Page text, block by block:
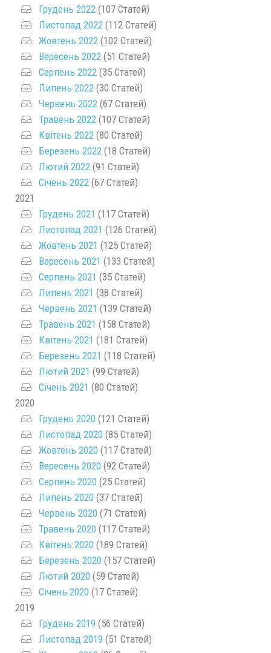
Грудень 2022 (107 Статей)
Листопад 2022 (112 Статей)
Жовтень 2022 (102 Статей)
Вересень 2022 (51 Статей)
Серпень 2022 (35 Статей)
Липень 2022 (30 Статей)
Червень 2022 (67 Статей)
Травень 2022 (107 Статей)
Квітень 2022 (80 Статей)
Березень 2022 (18 Статей)
Лютий 2022 (91 Статей)
Січень 2022 (67 Статей)
2021
Грудень 2021 (117 Статей)
Листопад 2021 (126 Статей)
Жовтень 2021 (125 Статей)
Вересень 2021 (133 Статей)
Серпень 2021 (35 Статей)
Липень 2021 (38 Статей)
Червень 2021 (139 Статей)
Травень 2021 (158 Статей)
Квітень 2021 (181 Статей)
Березень 2021 (118 Статей)
Лютий 2021 (99 Статей)
Січень 2021 (80 Статей)
2020
Грудень 2020 (121 Статей)
Листопад 2020 (85 Статей)
Жовтень 2020 (117 Статей)
Вересень 2020 (92 Статей)
Серпень 2020 (25 Статей)
Липень 2020 (37 Статей)
Червень 2020 (71 Статей)
Травень 2020 (117 Статей)
Квітень 2020 (189 Статей)
Березень 2020 (157 Статей)
Лютий 2020 (59 Статей)
Січень 2020 (17 Статей)
2019
Грудень 2019 (56 Статей)
Листопад 2019 (51 Статей)